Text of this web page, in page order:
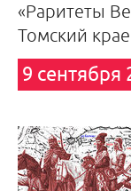
«Раритеты
Томский
9 сентября